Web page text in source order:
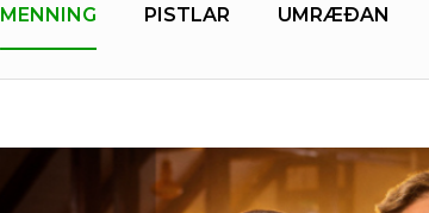
MENNING PISTLAR UMRÆÐAN